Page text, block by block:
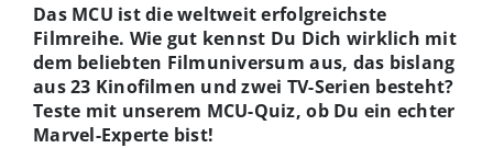
Das MCU ist die weltweit erfolgreichste
Filmreihe. Wie gut kennst Du Dich wirklich mit
dem beliebten Filmuniversum aus, das bislang
aus 23 Kinofilmen und zwei TV-Serien besteht?
Teste mit unserem MCU-Quiz, ob Du ein echter
Marvel-Experte bist!